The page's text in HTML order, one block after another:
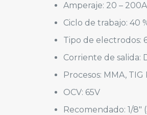
Amperaje: 20 – 200A
Ciclo de trabajo: 40
Tipo de electrodos:
Corriente de salida:
Procesos: MMA, TIG
OCV: 65V
Recomendado: 1/8″